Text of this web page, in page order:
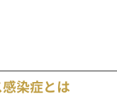
感染症とは